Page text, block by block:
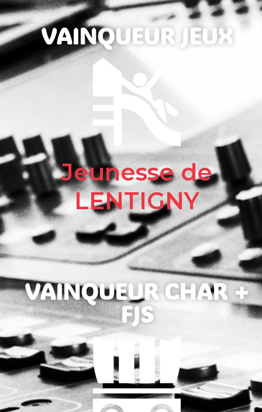
VAINQUEUR JEUX
Jeunesse de
LENTIGNY
VAINQUEUR CHAR +
FJS